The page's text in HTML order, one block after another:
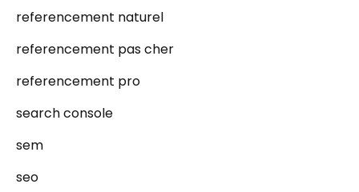
referencement naturel
referencement pas cher
referencement pro
search console
sem
seo